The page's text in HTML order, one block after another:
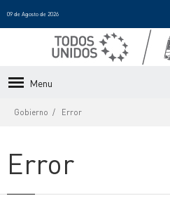
09 de Agosto de 2026
Menu
Gobierno Error
Error